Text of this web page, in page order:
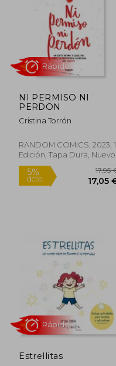
5%
NI PERMISO NI
PERDON
Cristina Torrón
RANDOM COMICS, 2023, 1
Edición, Tapa Dura, Nuevo
Rápido
Estrellitas